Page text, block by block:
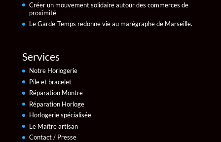
Créer un mouvement solidaire autour des commerces de
proximité
Le Garde-Temps redonne vie au marégraphe de Marseille.
Services
Notre Horlogerie
Pile et bracelet
Réparation Montre
Réparation Horloge
Horlogerie spécialisée
Le Maître artisan
Contact / Presse